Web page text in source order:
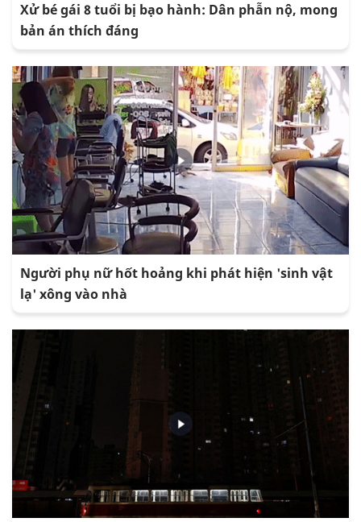
Xử bé gái 8 tuổi bị bạo hành: Dân phẫn nộ, mong
bản án thích đáng
Người phụ nữ hốt hoảng khi phát hiện 'sinh vật
lạ' xông vào nhà